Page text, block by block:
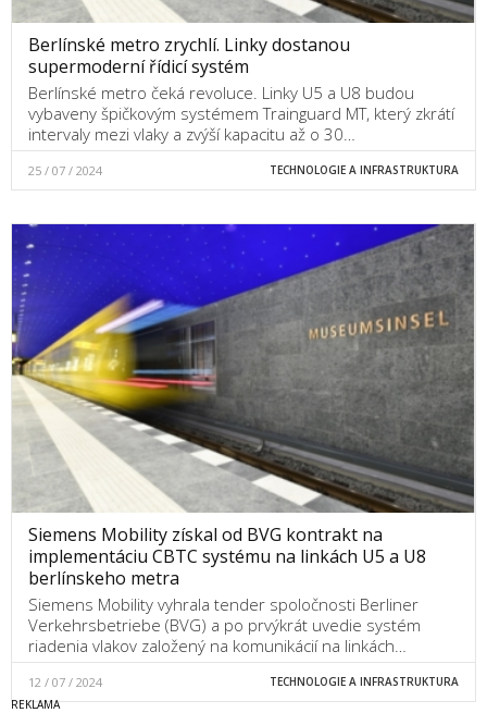
Berlínské metro zrychlí. Linky dostanou
supermoderní řídicí systém
Berlínské metro čeká revoluce. Linky U5 a U8 budou
vybaveny špičkovým systémem Trainguard MT, který zkrátí
intervaly mezi vlaky a zvýší kapacitu až o 30…
25 / 07 / 2024 TECHNOLOGIE A INFRASTRUKTURA
Siemens Mobility získal od BVG kontrakt na
implementáciu CBTC systému na linkách U5 a U8
berlínskeho metra
Siemens Mobility vyhrala tender spoločnosti Berliner
Verkehrsbetriebe (BVG) a po prvýkrát uvedie systém
riadenia vlakov založený na komunikácií na linkách…
12 / 07 / 2024 TECHNOLOGIE A INFRASTRUKTURA